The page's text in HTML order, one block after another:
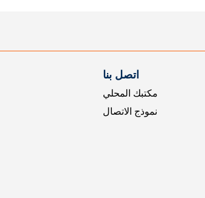
اتصل بنا
مكتبك المحلي
نموذج الاتصال